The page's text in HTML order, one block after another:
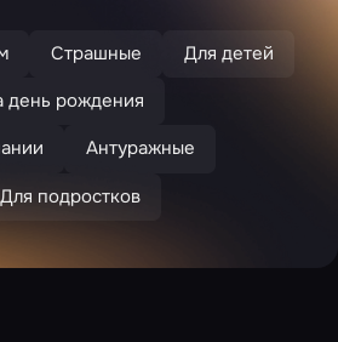
Страшные
Для детей
день рождения
Антуражные
Для подростков